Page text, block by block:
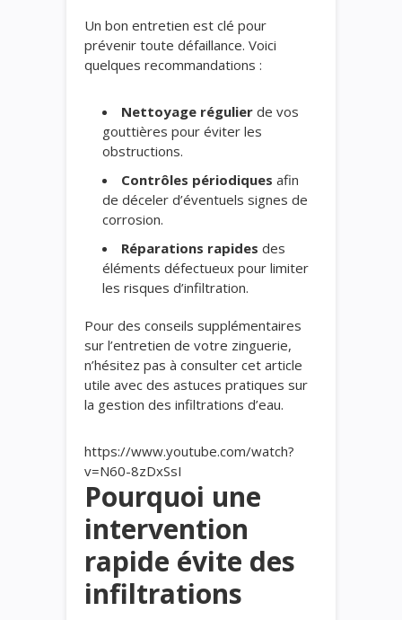
Un bon entretien est clé pour
prévenir toute défaillance. Voici
quelques recommandations :
Nettoyage régulier de vos
gouttières pour éviter les
obstructions.
Contrôles périodiques afin
de déceler d’éventuels signes de
corrosion.
Réparations rapides des
éléments défectueux pour limiter
les risques d’infiltration.
Pour des conseils supplémentaires
sur l’entretien de votre zinguerie,
n’hésitez pas à consulter cet article
utile avec des astuces pratiques sur
la gestion des infiltrations d’eau.
https://www.youtube.com/watch?
v=N60-8zDxSsI
Pourquoi une
intervention
rapide évite des
infiltrations